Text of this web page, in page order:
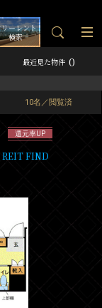
ーレント
検索
最近見た物件 0
10名／閲覧済
還元率UP
REIT FIND